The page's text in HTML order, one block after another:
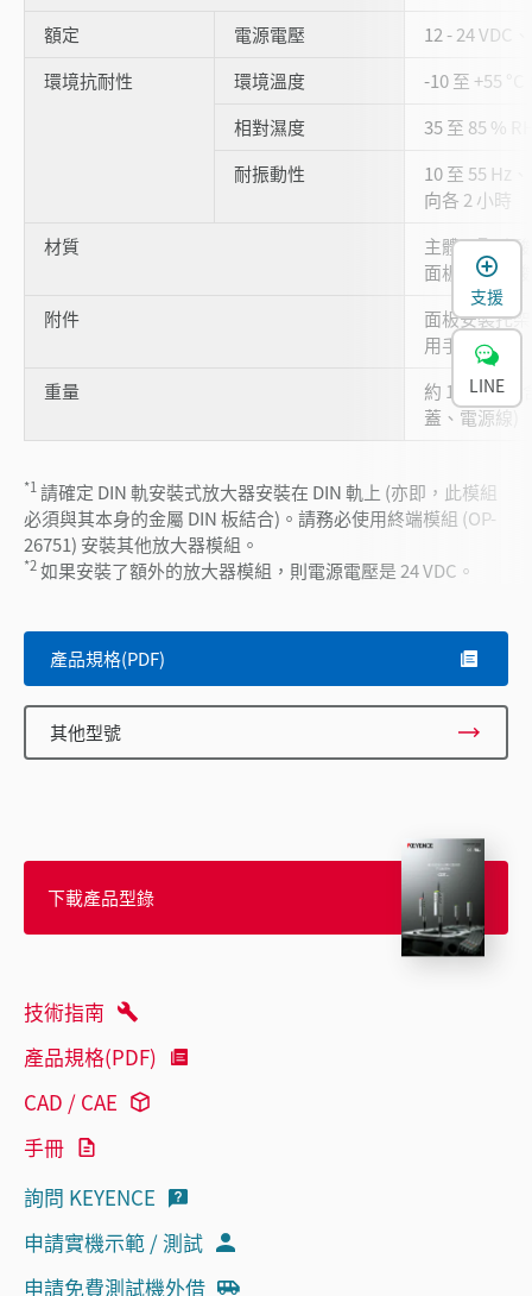
額定 電源電壓
12 - 24 VDC
環境抗耐性
環境溫度
-10 至 +55
相對濕度
35 至 85 %
耐振動性
10 至 55 Hz
向各 2 小時
材質
主體：聚碳
面板：聚碳
附件
面板安裝托
用手冊
重量
約 110 公克
蓋、電源線)
*1 請確定 DIN 軌安裝式放大器安裝在 DIN 軌上 (亦即，此模組
必須與其本身的金屬 DIN 板結合)。請務必使用終端模組 (OP-
26751) 安裝其他放大器模組。
*2如果安裝了額外的放大器模組，則電源電壓是 24 VDC。
產品規格(PDF)
其他型號
下載產品型錄
技術指南
產品規格(PDF)
CAD / CAE
手冊
詢問 KEYENCE
申請實機示範 / 測試
申請免費測試機外借
支援
LINE